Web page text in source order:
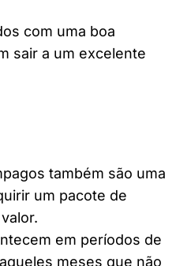
com uma boa
sair a um excelente
também são uma
um pacote de
em períodos de
meses que não